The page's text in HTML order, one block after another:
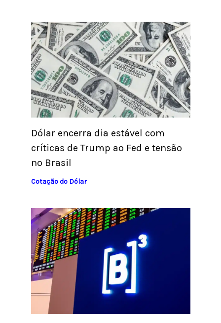
Dólar encerra dia estável com
críticas de Trump ao Fed e tensão
no Brasil
Cotação do Dólar